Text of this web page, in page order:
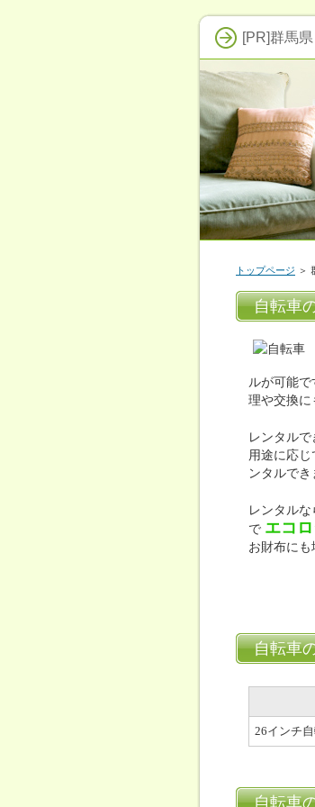
[PR]群馬
トップページ ＞
自転車
ルが可能
理や交換に
レンタルで
用途に応
ンタルでき
レンタルな
で エコ
お財布にも
自転車
26インチ
自転車